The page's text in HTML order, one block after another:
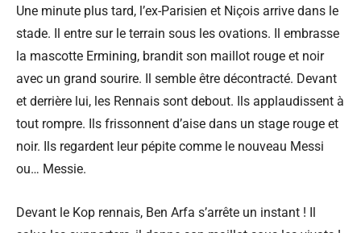
Une minute plus tard, l’ex-Parisien et Niçois arrive dans le
stade. Il entre sur le terrain sous les ovations. Il embrasse
la mascotte Ermining, brandit son maillot rouge et noir
avec un grand sourire. Il semble être décontracté. Devant
et derrière lui, les Rennais sont debout. Ils applaudissent à
tout rompre. Ils frissonnent d’aise dans un stage rouge et
noir. Ils regardent leur pépite comme le nouveau Messi
ou… Messie.
Devant le Kop rennais, Ben Arfa s’arrête un instant ! Il